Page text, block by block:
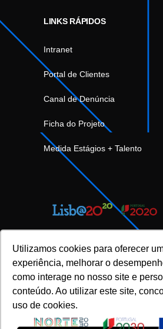
Utilizamos cookies para oferecer
experiência, melhorar o
como interage no nosso site e
conteúdo. Ao utilizar este site,
uso de cookies.
LINKS RÁPIDOS
Intranet
Portal de Clientes
Canal de Denúncia
Ficha do Projeto
Medida Estágios + Talento
INOVFLOW Business